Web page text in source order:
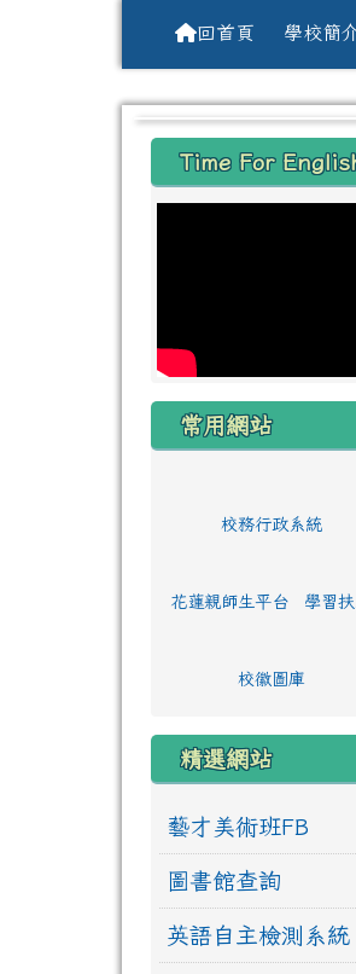
花蓮縣花蓮市
回首頁 學校簡
左邊區域內
Time For
常用網站
校務行政系統
花蓮親師生平台 學習
校徽圖庫
精選網站
藝才美術班FB
圖書館查詢
英語自主檢測系統
頁尾區域